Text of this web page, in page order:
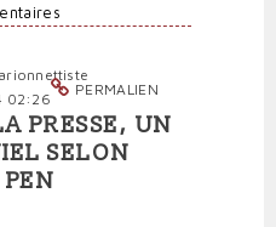
PERMALIEN
02:26
PRESSE, UN
SELON